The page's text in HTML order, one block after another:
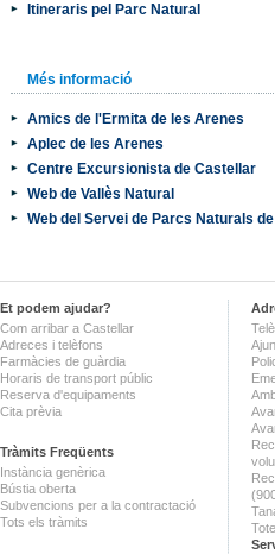
Itineraris pel Parc Natural
Més informació
Amics de l'Ermita de les Arenes
Aplec de les Arenes
Centre Excursionista de Castellar
Web de Vallès Natural
Web del Servei de Parcs Naturals
Et podem ajudar?
Com arribar a Castellar
Adreces i telèfons
Farmàcies de guàrdia
Horaris de transport públic
Reserva d'equipaments
Cita prèvia
Tràmits Freqüents
Instància genèrica
Bústia oberta
Subvencions per a la contractació
Tots els tràmits